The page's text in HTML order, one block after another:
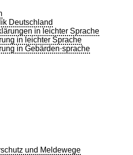
Deutschland
in leichter Sprache
in leichter Sprache
in Gebärden·sprache
und Meldewege